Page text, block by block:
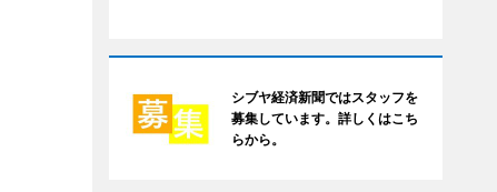
シブヤ経済新聞ではスタッフを
募集しています。詳しくはこち
らから。